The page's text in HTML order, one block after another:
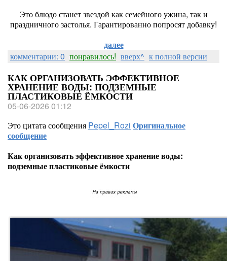
Это блюдо станет звездой как семейного ужина, так и
праздничного застолья. Гарантированно попросят добавку!
далее
комментарии: 0 понравилось! вверх^ к полной версии
КАК ОРГАНИЗОВАТЬ ЭФФЕКТИВНОЕ
ХРАНЕНИЕ ВОДЫ: ПОДЗЕМНЫЕ
ПЛАСТИКОВЫЕ ЁМКОСТИ
05-06-2026 01:12
Это цитата сообщения Pepel_Rozi Оригинальное
сообщение
Как организовать эффективное хранение воды:
подземные пластиковые ёмкости